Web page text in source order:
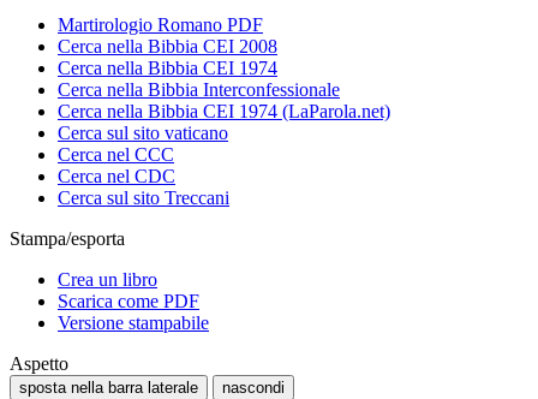
Martirologio Romano PDF
Cerca nella Bibbia CEI 2008
Cerca nella Bibbia CEI 1974
Cerca nella Bibbia Interconfessionale
Cerca nella Bibbia CEI 1974 (LaParola.net)
Cerca sul sito vaticano
Cerca nel CCC
Cerca nel CDC
Cerca sul sito Treccani
Stampa/esporta
Crea un libro
Scarica come PDF
Versione stampabile
Aspetto
sposta nella barra laterale nascondi